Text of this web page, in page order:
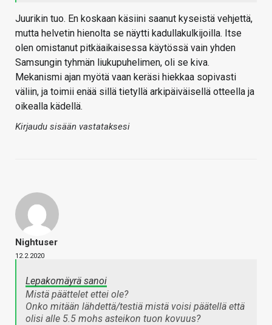
Juurikin tuo. En koskaan käsiini saanut kyseistä vehjettä,
mutta helvetin hienolta se näytti kadullakulkijoilla. Itse
olen omistanut pitkäaikaisessa käytössä vain yhden
Samsungin tyhmän liukupuhelimen, oli se kiva.
Mekanismi ajan myötä vaan keräsi hiekkaa sopivasti
väliin, ja toimii enää sillä tietyllä arkipäiväisellä otteella ja
oikealla kädellä.
Kirjaudu sisään vastataksesi
Nightuser
12.2.2020
Lepakomäyrä sanoi
Mistä päättelet ettei ole?
Onko mitään lähdettä/testiä mistä voisi päätellä että
olisi alle 5.5 mohs asteikon tuon kovuus?